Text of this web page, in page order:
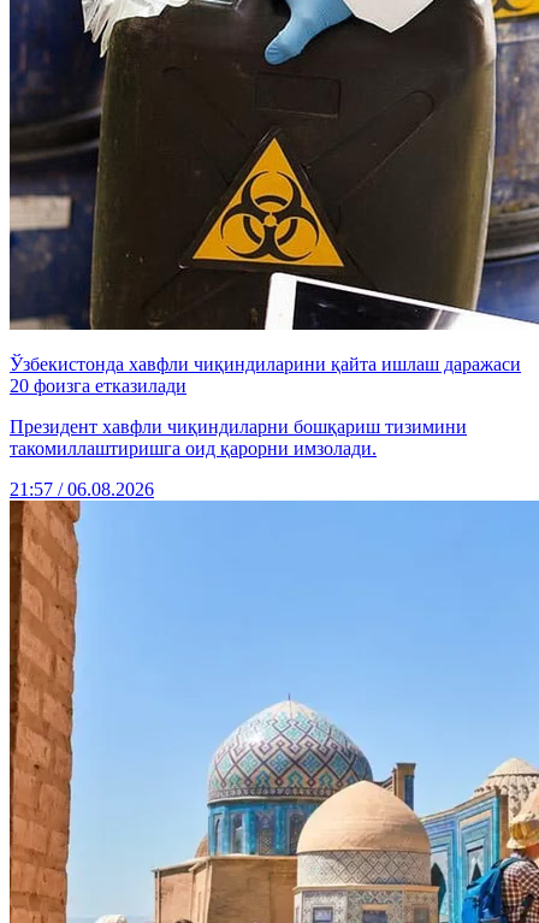
Ўзбекистонда хавфли чиқиндиларини қайта ишлаш даражаси
20 фоизга етказилади
Президент хавфли чиқиндиларни бошқариш тизимини
такомиллаштиришга оид қарорни имзолади.
21:57 / 06.08.2026